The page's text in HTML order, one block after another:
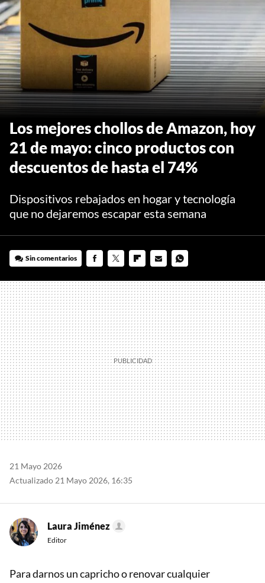
Los mejores chollos de Amazon, hoy
21 de mayo: cinco productos con
descuentos de hasta el 74%
Dispositivos rebajados en hogar y tecnología
que no dejaremos escapar esta semana
Sin comentarios
MAIL
21 Mayo 2026
Actualizado 21 Mayo 2026, 16:35
Laura Jiménez
Editor
Para darnos un capricho o renovar cualquier